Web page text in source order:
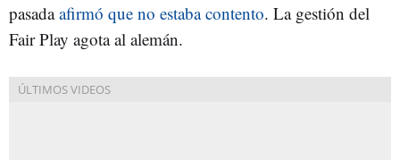
pasadaafirmó que no estaba contento. La gestión del
Fair Play agota al alemán.